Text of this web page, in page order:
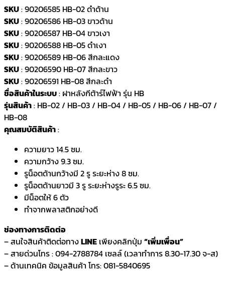
SKU: 90206585 HB-02 ดำด้าน
SKU: 90206586 HB-03 ขาวด้าน
SKU: 90206587 HB-04 ขาวเงา
SKU: 90206588 HB-05 ดำเงา
SKU: 90206589 HB-06 สีกละแดง
SKU: 90206590 HB-07 สีกละขาว
SKU: 90206591 HB-08 สีกละดำ
ชื่อสินค้าในระบบ: ฝาหลังกีต้าร์ไฟฟ้า รุ่น HB
รุ่นสินค้า: HB-02 / HB-03 / HB-04 / HB-05 / HB-06 / HB-07 /
HB-08
คุณสมบัติสินค้า:
ความยาว 14.5 ซม.
ความกว้าง 9.3 ซม.
รูน็อตด้านกว้างมี 2 รู ระยะห่าง 8 ซม.
รูน็อตด้านยาวมี 3 รู ระยะห่างรูระ 6.5 ซม.
มีน็อตให้ 6 ตัว
ทำจากพลาสติกอย่างดี
ช่องทางการติดต่อ
– สนใจสินค้าติดต่อทางLINE เพียงคลิกปุ่ม “เพิ่มเพื่อน”
– สายด่วนโทร : 094-2788784 เซลล์ (เวลาทำการ 8.30-17.30 จ-ส)
– ด้านเทคนิค ข้อมูลสินค้า โทร: 081-5840695